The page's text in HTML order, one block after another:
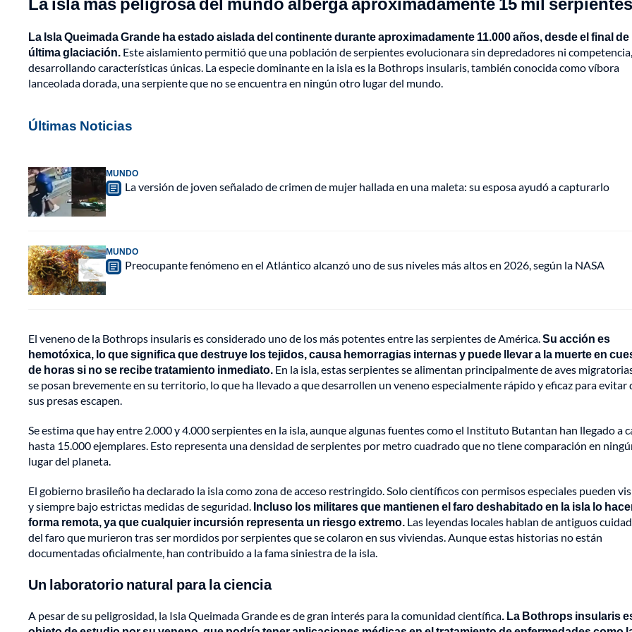
La Isla Queimada Grande ha estado aislada del continente durante aproximadamente 11.000 años, desde el final de
última glaciación. Este aislamiento permitió que una población de serpientes evolucionara sin depredadores ni competencia,
desarrollando características únicas. La especie dominante en la isla es la Bothrops insularis, también conocida como víbora
lanceolada dorada, una serpiente que no se encuentra en ningún otro lugar del mundo.
Últimas Noticias
MUNDO
La versión de joven señalado de crimen de mujer hallada en una maleta: su esposa ayudó a capturarlo
MUNDO
Preocupante fenómeno en el Atlántico alcanzó uno de sus niveles más altos en 2026, según la NASA
El veneno de la Bothrops insularis es considerado uno de los más potentes entre las serpientes de América.Su acción es
hemotóxica, lo que significa que destruye los tejidos, causa hemorragias internas y puede llevar a la muerte en
de horas si no se recibe tratamiento inmediato. En la isla, estas serpientes se alimentan principalmente de aves
se posan brevemente en su territorio, lo que ha llevado a que desarrollen un veneno especialmente rápido y eficaz para evitar
sus presas escapen.
Se estima que hay entre 2.000 y 4.000 serpientes en la isla, aunque algunas fuentes como el Instituto Butantan han llegado a
hasta 15.000 ejemplares. Esto representa una densidad de serpientes por metro cuadrado que no tiene comparación en
lugar del planeta.
El gobierno brasileño ha declarado la isla como zona de acceso restringido. Solo científicos con permisos especiales pueden
y siempre bajo estrictas medidas de seguridad. Incluso los militares que mantienen el faro deshabitado en la isla lo
forma remota, ya que cualquier incursión representa un riesgo extremo. Las leyendas locales hablan de antiguos
del faro que murieron tras ser mordidos por serpientes que se colaron en sus viviendas. Aunque estas historias no están
documentadas oficialmente, han contribuido a la fama siniestra de la isla.
Un laboratorio natural para la ciencia
A pesar de su peligrosidad, la Isla Queimada Grande es de gran interés para la comunidad científica. La Bothrops insularis